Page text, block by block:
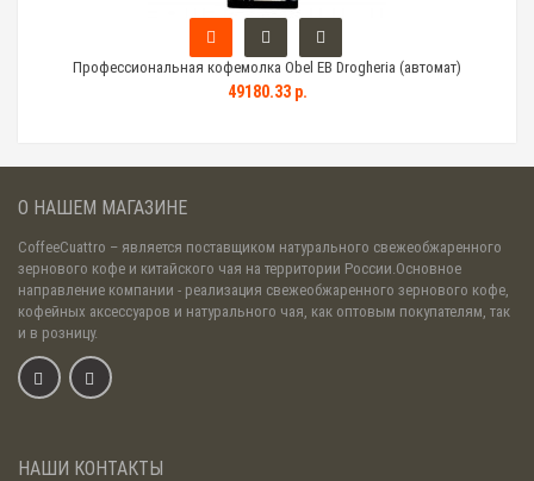
Профессиональная кофемолка Obel EB Drogheria (автомат)
49180.33 р.
О НАШЕМ МАГАЗИНЕ
CoffeeCuattro – является поставщиком натурального свежеобжаренного
зернового кофе и китайского чая на территории России.Основное
направление компании - реализация свежеобжаренного зернового кофе,
кофейных аксессуаров и натурального чая, как оптовым покупателям, так
и в розницу.
НАШИ КОНТАКТЫ